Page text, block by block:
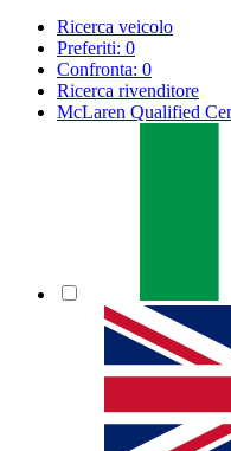
Ricerca veicolo
Preferiti: 0
Confronta: 0
Ricerca rivenditore
McLaren Qualified